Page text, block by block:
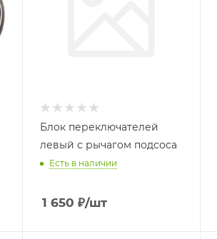
Блок переключателей
левый с рычагом подсоса
Есть в наличии
1 650 ₽/шт